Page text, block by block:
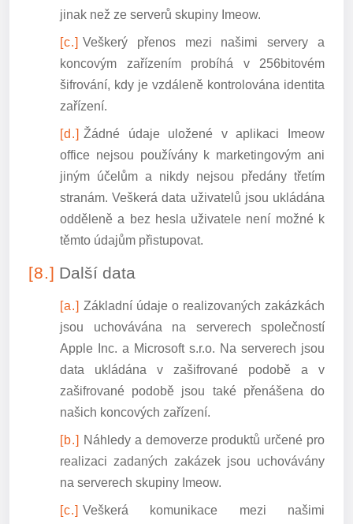
jinak než ze serverů skupiny Imeow.
Veškerý přenos mezi našimi servery a
koncovým zařízením probíhá v 256bitovém
šifrování, kdy je vzdáleně kontrolována identita
zařízení.
Žádné údaje uložené v aplikaci Imeow
office nejsou používány k marketingovým ani
jiným účelům a nikdy nejsou předány třetím
stranám. Veškerá data uživatelů jsou ukládána
odděleně a bez hesla uživatele není možné k
těmto údajům přistupovat.
Další data
Základní údaje o realizovaných zakázkách
jsou uchovávána na serverech společností
Apple Inc. a Microsoft s.r.o. Na serverech jsou
data ukládána v zašifrované podobě a v
zašifrované podobě jsou také přenášena do
našich koncových zařízení.
Náhledy a demoverze produktů určené pro
realizaci zadaných zakázek jsou uchovávány
na serverech skupiny Imeow.
Veškerá komunikace mezi našimi